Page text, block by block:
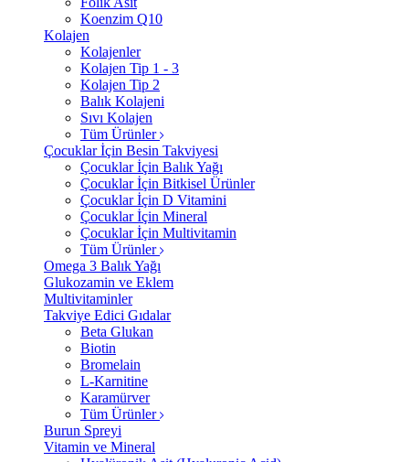
Koenzim Q10
Kolajen
Kolajenler
Kolajen Tip 1 - 3
Kolajen Tip 2
Balık Kolajeni
Sıvı Kolajen
Tüm Ürünler
Çocuklar İçin Besin Takviyesi
Çocuklar İçin Balık Yağı
Çocuklar İçin Bitkisel Ürünler
Çocuklar İçin D Vitamini
Çocuklar İçin Mineral
Çocuklar İçin Multivitamin
Tüm Ürünler
Omega 3 Balık Yağı
Glukozamin ve Eklem
Multivitaminler
Takviye Edici Gıdalar
Beta Glukan
Biotin
Bromelain
L-Karnitine
Karamürver
Tüm Ürünler
Burun Spreyi
Vitamin ve Mineral